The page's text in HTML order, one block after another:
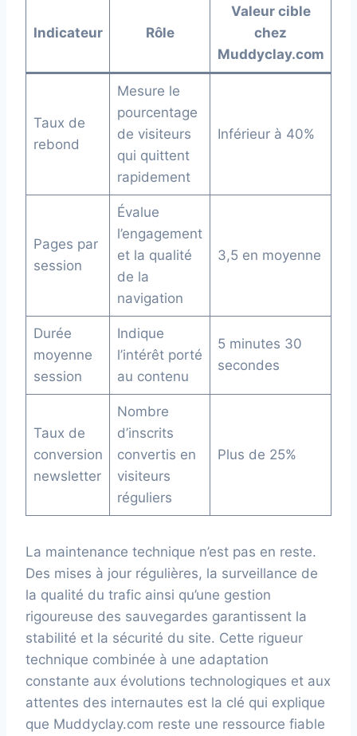
Indicateur Rôle
Valeur cible
chez
Muddyclay.com
Taux de
rebond
Mesure le
pourcentage
de visiteurs
qui quittent
rapidement
Inférieur à 40%
Pages par
session
Évalue
l’engagement
et la qualité
de la
navigation
3,5 en moyenne
Durée
moyenne
session
Indique
l’intérêt porté
au contenu
5 minutes 30
secondes
Taux de
conversion
newsletter
Nombre
d’inscrits
convertis en
visiteurs
réguliers
Plus de 25%
La maintenance technique n’est pas en reste.
Des mises à jour régulières, la surveillance de
la qualité du trafic ainsi qu’une gestion
rigoureuse des sauvegardes garantissent la
stabilité et la sécurité du site. Cette rigueur
technique combinée à une adaptation
constante aux évolutions technologiques et aux
attentes des internautes est la clé qui explique
que Muddyclay.com reste une ressource fiable